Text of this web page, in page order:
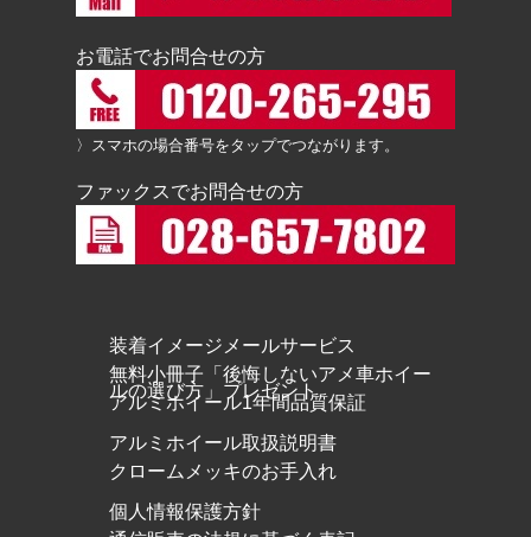
お電話でお問合せの方
〉スマホの場合番号をタップでつながります。
ファックスでお問合せの方
装着イメージメールサービス
無料小冊子「後悔しないアメ車ホイー
ルの選び方」プレゼント
アルミホイール1年間品質保証
アルミホイール取扱説明書
クロームメッキのお手入れ
個人情報保護方針